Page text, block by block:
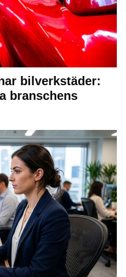
bilverkstäder:
branschens